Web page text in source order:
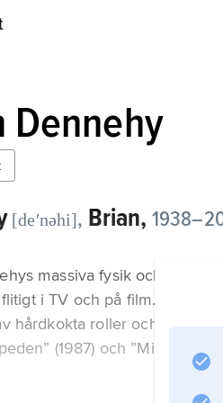
Dennehy
[deʹnəhi], Brian,
massiva fysik och
i TV och på film. Han
hårdkokta roller och
(1987) och ”Misstänkt